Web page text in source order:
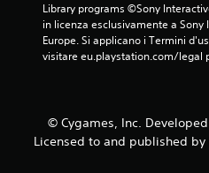
Library programs ©Sony
in licenza esclusivamente a
Europe. Si applicano i Termini
visitare eu.playstation.com/legal
© Cygames, Inc. Developed
Licensed to and published